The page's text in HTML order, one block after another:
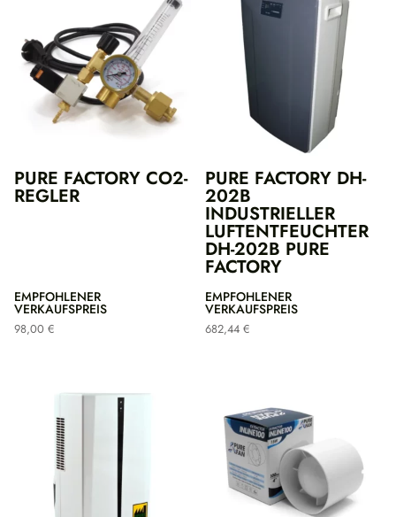
PURE FACTORY CO2-
REGLER
EMPFOHLENER
VERKAUFSPREIS
98,00 €
PURE FACTORY DH-
202B
INDUSTRIELLER
LUFTENTFEUCHTER
DH-202B PURE
FACTORY
EMPFOHLENER
VERKAUFSPREIS
682,44 €